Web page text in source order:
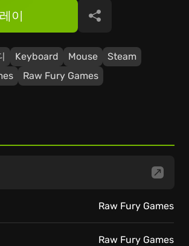
Keyboard Mouse
Steam
Raw Fury Games
이 공유
Raw Fury Games
Raw Fury Games